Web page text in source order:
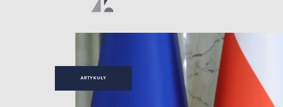
ARTYKUŁY